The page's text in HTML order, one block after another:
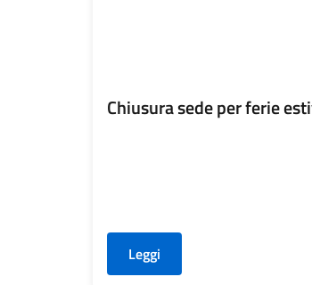
Chiusura sede per ferie
Leggi